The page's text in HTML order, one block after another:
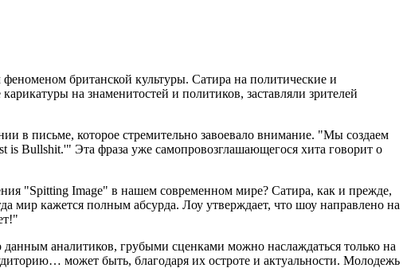
британской культуры. Сатира на политические и
на знаменитостей и политиков, заставляли зрителей
в письме, которое стремительно завоевало внимание. "Мы создаем
is Bullshit.'" Эта фраза уже самопровозглашающегося хита говорит о
"Spitting Image" в нашем современном мире? Сатира, как и прежде,
мир кажется полным абсурда. Лоу утверждает, что шоу направлено на
аналитиков, грубыми сценками можно наслаждаться только на
может быть, благодаря их остроте и актуальности. Молодежь